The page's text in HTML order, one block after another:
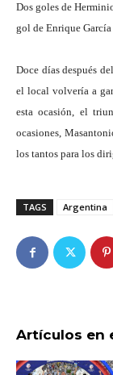
Dos goles de
gol de Enrique
Doce días después
el local volvería a
esta ocasión, el
ocasiones,
los tantos para los
TAGS Argentina
Artículos en